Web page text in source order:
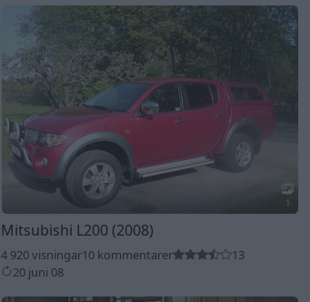
1
Mitsubishi L200 (2008)
4 920 visningar10 kommentarer
13
20 juni 08